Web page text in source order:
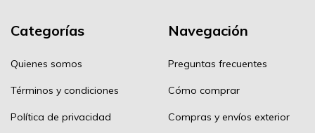
Categorías
Quienes somos
Términos y condiciones
Política de privacidad
Navegación
Preguntas frecuentes
Cómo comprar
Compras y envíos exterior